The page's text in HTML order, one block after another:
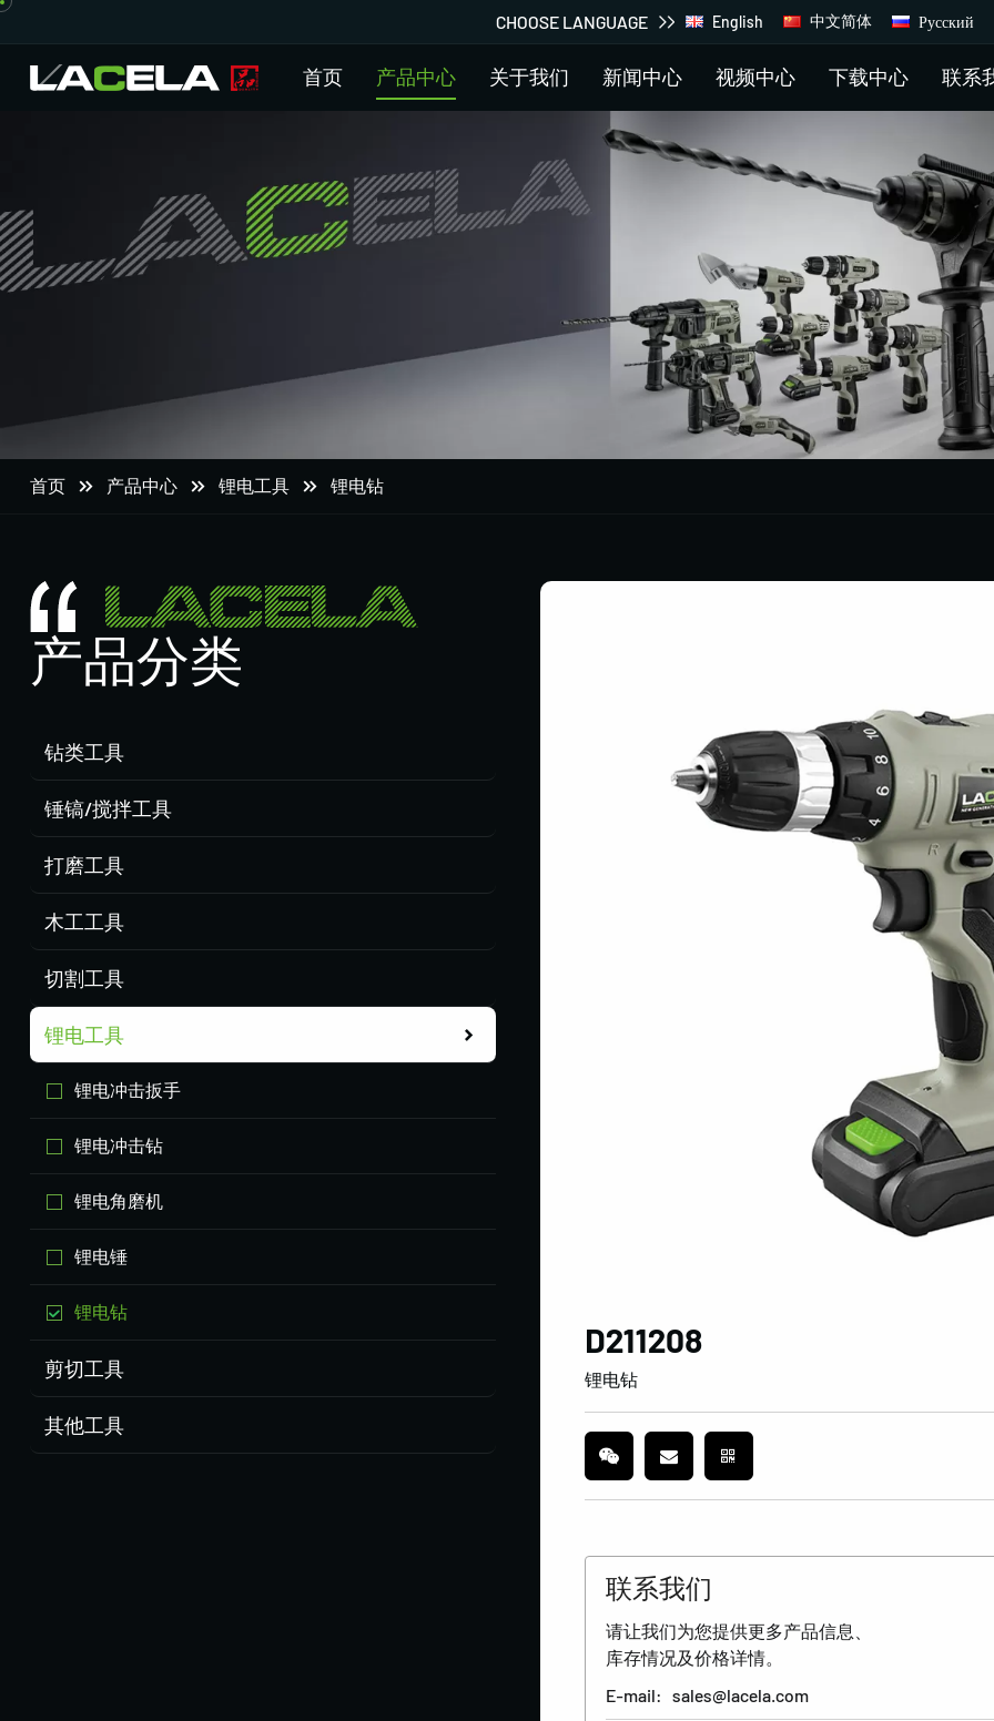
CHOOSE LANGUAGE English 中文简体 Русский
首页 产品中心 关于我们 新闻中心 视频中心 下载中心 联系
首页 产品中心 锂电工具 锂电钻
产品分类
钻类工具
锤镐/搅拌工具
打磨工具
木工工具
切割工具
锂电工具
锂电冲击扳手
锂电冲击钻
锂电角磨机
锂电锤
锂电钻
剪切工具
其他工具
D211208
锂电钻
联系我们
请让我们为您提供更多产品信息、
库存情况及价格详情。
E-mail: sales@lacela.com